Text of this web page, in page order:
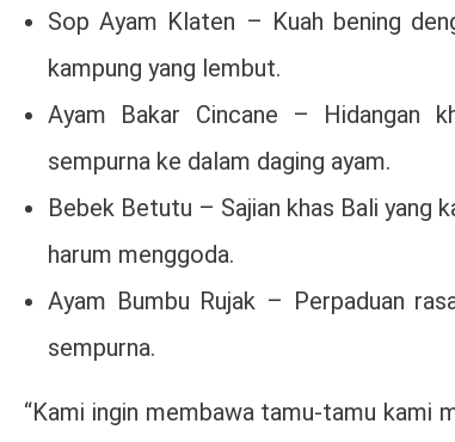
Sop Ayam Klaten – Kuah bening
kampung yang lembut.
Ayam Bakar Cincane – Hidangan
sempurna ke dalam daging ayam.
Bebek Betutu – Sajian khas Bali yang
harum menggoda.
Ayam Bumbu Rujak – Perpaduan
sempurna.
“Kami ingin membawa tamu-tamu kami